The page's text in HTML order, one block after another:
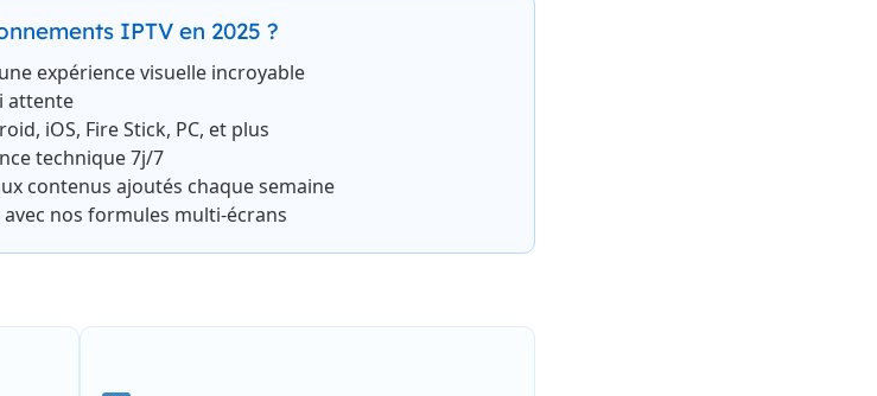
IPTV en 2025 ?
expérience visuelle incroyable
attente
iOS, Fire Stick, PC, et plus
technique 7j/7
contenus ajoutés chaque semaine
nos formules multi-écrans